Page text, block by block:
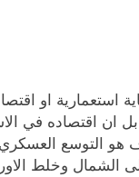
او
اقتصاده في
التوسع العسكري
الشمال وخلط